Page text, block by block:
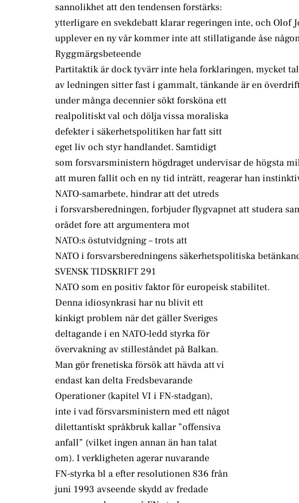
sannolikhet att den tendensen forstärks:
ytterligare en svekdebatt klarar regeringen inte, och Olof
upplever en ny vår kommer inte att stillatigande åse
Ryggmärgsbeteende
Partitaktik är dock tyvärr inte hela forklaringen, mycket
av ledningen sitter fast i gammalt, tänkande är en
under många decennier sökt forsköna ett
realpolitiskt val och dölja vissa moraliska
defekter i säkerhetspolitiken har fatt sitt
eget liv och styr handlandet. Samtidigt
som forsvarsministern högdraget undervisar de högsta
att muren fallit och en ny tid inträtt, reagerar han
NATO-samarbete, hindrar att det utreds
i forsvarsberedningen, forbjuder flygvapnet att studera
orådet fore att argumentera mot
NATO:s östutvidgning – trots att
NATO i forsvarsberedningens säkerhetspolitiska
SVENSK TIDSKRIFT 291
NATO som en positiv faktor för europeisk stabilitet.
Denna idiosynkrasi har nu blivit ett
kinkigt problem när det gäller Sveriges
deltagande i en NATO-ledd styrka för
övervakning av stilleståndet på Balkan.
Man gör frenetiska försök att hävda att vi
endast kan delta Fredsbevarande
Operationer (kapitel VI i FN-stadgan),
inte i vad försvarsministern med ett något
dilettantiskt språkbruk kallar ”offensiva
anfall” (vilket ingen annan än han talat
om). I verkligheten agerar nuvarande
FN-styrka bl a efter resolutionen 836 från
juni 1993 avseende skydd av fredade